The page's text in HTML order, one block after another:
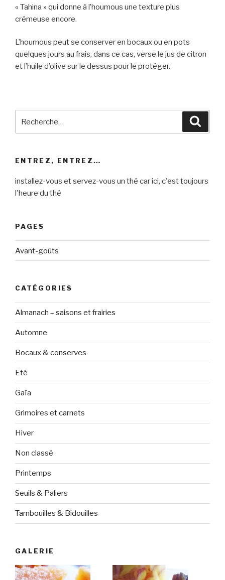
« Tahina » qui donne à l’houmous une texture plus
crémeuse encore.
L’houmous peut se conserver en bocaux ou en pots
quelques jours au frais, dans ce cas, verse le jus de citron
et l’huile d’olive sur le dessus pour le protéger.
pour
ENTREZ, ENTREZ…
installez-vous et servez-vous un thé car ici, c'est toujours
l'heure du thé
PAGES
Avant-goûts
CATÉGORIES
Almanach – saisons et frairies
Automne
Bocaux & conserves
Eté
Gaïa
Grimoires et carnets
Hiver
Non classé
Printemps
Seuils & Paliers
Tambouilles & Bidouilles
GALERIE